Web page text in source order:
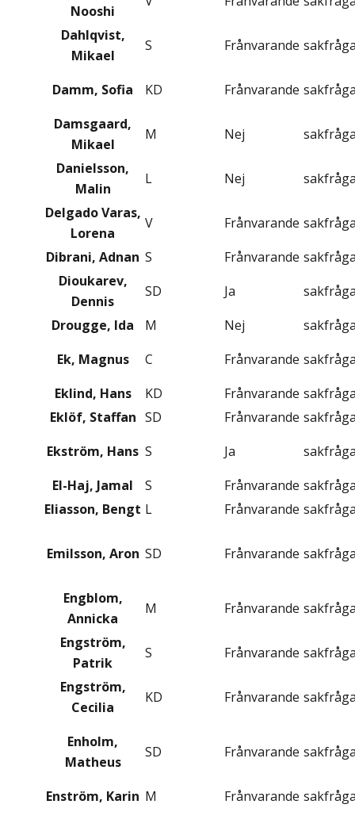
Nooshi
Dahlqvist,
Mikael
S Frånvarande
Damm, Sofia KD Frånvarande
Damsgaard,
Mikael
M Nej
Danielsson,
Malin
L Nej
Delgado Varas,
Lorena
V Frånvarande
Dibrani, Adnan S Frånvarande
Dioukarev,
Dennis
SD Ja
Drougge, Ida
M Nej
Ek, Magnus
C Frånvarande
Eklind, Hans
KD Frånvarande
Eklöf, Staffan SD Frånvarande
Ekström, Hans S Ja
El-Haj, Jamal
S Frånvarande
Eliasson, Bengt L Frånvarande
Emilsson, Aron SD Frånvarande
Engblom,
Annicka
M Frånvarande
Engström,
Patrik
S Frånvarande
Engström,
Cecilia
KD Frånvarande
Enholm,
Matheus
SD Frånvarande
Enström, Karin M Frånvarande